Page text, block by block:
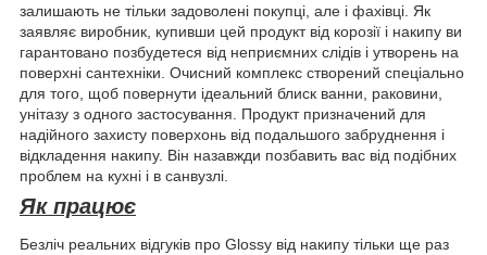
залишають не тільки задоволені покупці, але і фахівці. Як
заявляє виробник, купивши цей продукт від корозії і накипу ви
гарантовано позбудетеся від неприємних слідів і утворень на
поверхні сантехніки. Очисний комплекс створений спеціально
для того, щоб повернути ідеальний блиск ванни, раковини,
унітазу з одного застосування. Продукт призначений для
надійного захисту поверхонь від подальшого забруднення і
відкладення накипу. Він назавжди позбавить вас від подібних
проблем на кухні і в санвузлі.
Як працює
Безліч реальних відгуків про Glossy від накипу тільки ще раз